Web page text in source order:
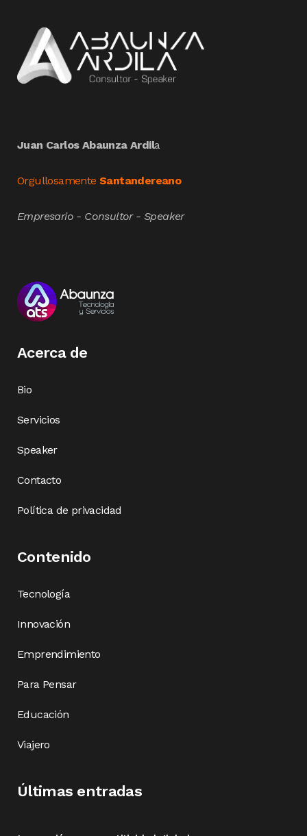
Juan Carlos Abaunza Ardila
Orgullosamente Santandereano
Empresario - Consultor - Speaker
Acerca de
Bio
Servicios
Speaker
Contacto
Política de privacidad
Contenido
Tecnología
Innovación
Emprendimiento
Para Pensar
Educación
Viajero
Últimas entradas